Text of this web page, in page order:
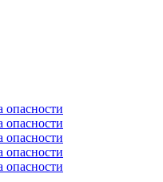
опасности
опасности
опасности
опасности
опасности